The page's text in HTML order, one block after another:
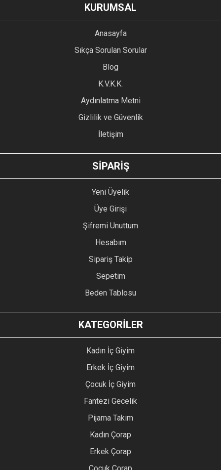
YORUM YAZ
kullanarak tarafımıza iletebilirsiniz.
Ürün resmi kalitesiz, bozuk veya görüntülenemiyor.
Ürün açıklamasında eksik bilgiler bulunuyor.
Ürün bilgilerinde hatalar bulunuyor.
Ürün fiyatı diğer sitelerden daha pahalı.
GÖNDER
KURUMSAL
Anasayfa
Sıkça Sorulan Sorular
Blog
K.V.K.K.
Aydınlatma Metni
Gizlilik ve Güvenlik
İletişim
SİPARİŞ
Yeni Üyelik
Üye Girişi
Şifremi Unuttum
Hesabım
Sipariş Takip
Sepetim
Beden Tablosu
KATEGORİLER
Kadın İç Giyim
Erkek İç Giyim
Çocuk İç Giyim
Fantezi Gecelik
Pijama Takım
Kadın Çorap
Erkek Çorap